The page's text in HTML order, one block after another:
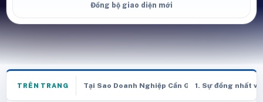
Đồng bộ giao diện mới
TRÊN TRANG Tại Sao Doanh Nghiệp Cần Giải Pháp "Kiềng 3
1. Sự đồng nhất